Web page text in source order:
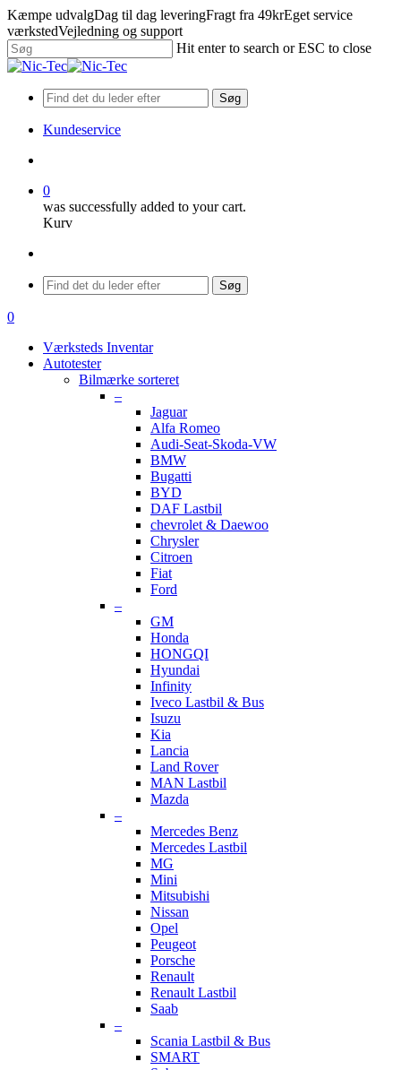
Skip
to
main
content
Kæmpe udvalgDag til dag leveringFragt fra 49krEget service
værkstedVejledning og support
Hit enter to search or ESC to close
Close
Søg
Kundeservice
0
was successfully added to your cart.
Kurv
Menu
Søg
search
0
Værksteds Inventar
Autotester
Bilmærke sorteret
–
Jaguar
Alfa Romeo
Audi-Seat-Skoda-VW
BMW
Bugatti
BYD
DAF Lastbil
chevrolet & Daewoo
Chrysler
Citroen
Fiat
Ford
–
GM
Honda
HONGQI
Hyundai
Infinity
Iveco Lastbil & Bus
Isuzu
Kia
Lancia
Land Rover
MAN Lastbil
Mazda
–
Mercedes Benz
Mercedes Lastbil
MG
Mini
Mitsubishi
Nissan
Opel
Peugeot
Porsche
Renault
Renault Lastbil
Saab
–
Scania Lastbil & Bus
SMART